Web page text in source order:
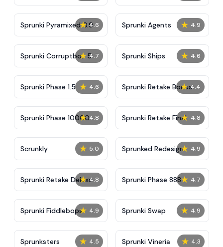
★ 4.6
Sprunki Pyramixed 0.9 ★ 4.9
Sprunki Agents
★ 4.7
Sprunki Corruptbox 5 ★ 4.6
Sprunki Ships
★ 4.6
Sprunki Phase 1.5 ★ 4.4
Sprunki Retake Bonus
★ 4.8
Sprunki Phase 10000 ★ 4.8
Sprunki Retake Final
Update
★ 5.0
Scrunkly ★ 4.9
Sprunked Redesign
★ 4.8
Sprunki Retake Deluxe ★ 4.7
Sprunki Phase 888
★ 4.9
Sprunki Fiddlebops ★ 4.9
Sprunki Swap
★ 4.5
Sprunksters ★ 4.3
Sprunki Vineria